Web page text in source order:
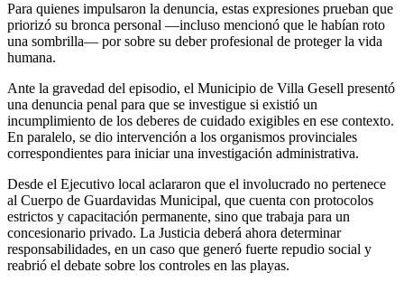
Para quienes impulsaron la denuncia, estas expresiones prueban que
priorizó su bronca personal —incluso mencionó que le habían roto
una sombrilla— por sobre su deber profesional de proteger la vida
humana.
Ante la gravedad del episodio, el Municipio de Villa Gesell presentó
una denuncia penal para que se investigue si existió un
incumplimiento de los deberes de cuidado exigibles en ese contexto.
En paralelo, se dio intervención a los organismos provinciales
correspondientes para iniciar una investigación administrativa.
Desde el Ejecutivo local aclararon que el involucrado no pertenece
al Cuerpo de Guardavidas Municipal, que cuenta con protocolos
estrictos y capacitación permanente, sino que trabaja para un
concesionario privado. La Justicia deberá ahora determinar
responsabilidades, en un caso que generó fuerte repudio social y
reabrió el debate sobre los controles en las playas.